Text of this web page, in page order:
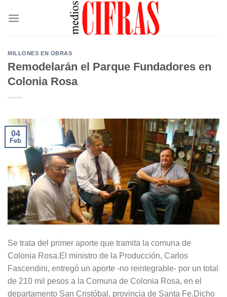
MILLONES EN OBRAS
Remodelarán el Parque Fundadores en
Colonia Rosa
04
Feb
Se trata del primer aporte que tramita la comuna de
Colonia Rosa.El ministro de la Producción, Carlos
Fascendini, entregó un aporte -no reintegrable- por un total
de 210 mil pesos a la Comuna de Colonia Rosa, en el
departamento San Cristóbal, provincia de Santa Fe.Dicho